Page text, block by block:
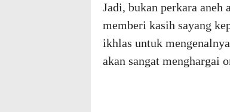
Jadi, bukan perkara
memberi kasih sayang
ikhlas untuk
akan sangat menghargai